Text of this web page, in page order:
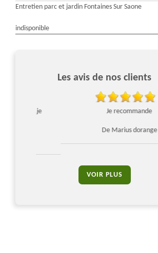
Entretien parc et jardin Fontaines Sur Saone
indisponible
Les avis de nos clients
Je recommande
De Marius dorange
VOIR PLUS